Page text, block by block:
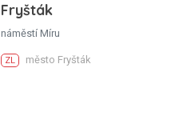
Fryšták
náměstí Míru
ZL město Fryšták